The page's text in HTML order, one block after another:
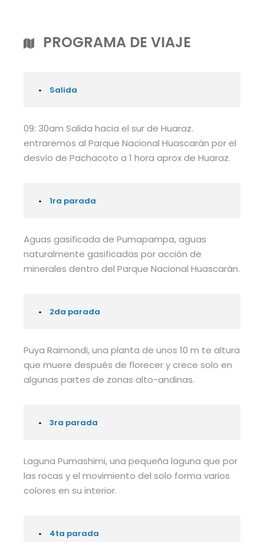
PROGRAMA DE VIAJE
• Salida
09: 30am Salida hacia el sur de Huaraz.
entraremos al Parque Nacional Huascarán por el
desvío de Pachacoto a 1 hora aprox de Huaraz.
• 1ra parada
Aguas gasificada de Pumapampa, aguas
naturalmente gasificadas por acción de
minerales dentro del Parque Nacional Huascarán.
• 2da parada
Puya Raimondi, una planta de unos 10 m te altura
que muere después de florecer y crece solo en
algunas partes de zonas alto-andinas.
• 3ra parada
Laguna Pumashimi, una pequeña laguna que por
las rocas y el movimiento del solo forma varios
colores en su interior.
• 4ta parada